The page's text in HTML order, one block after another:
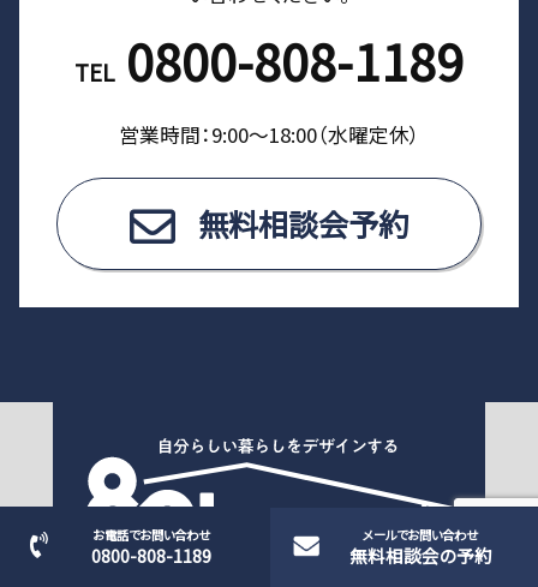
TEL 0800-808-1189
営業時間：9:00〜18:00（⽔曜定休）
無料相談会予約
お電話でお問い合わせ
0800-808-1189
メールでお問い合わせ
無料相談会の予約